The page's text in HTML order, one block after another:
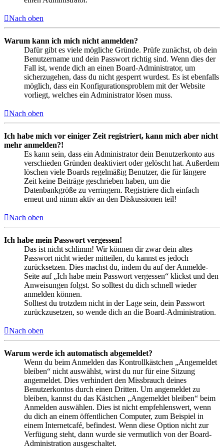
Nach oben
Warum kann ich mich nicht anmelden?
Dafür gibt es viele mögliche Gründe. Prüfe zunächst, ob dein
Benutzername und dein Passwort richtig sind. Wenn dies der
Fall ist, wende dich an einen Board-Administrator, um
sicherzugehen, dass du nicht gesperrt wurdest. Es ist ebenfalls
möglich, dass ein Konfigurationsproblem mit der Website
vorliegt, welches ein Administrator lösen muss.
Nach oben
Ich habe mich vor einiger Zeit registriert, kann mich aber nicht
mehr anmelden?!
Es kann sein, dass ein Administrator dein Benutzerkonto aus
verschieden Gründen deaktiviert oder gelöscht hat. Außerdem
löschen viele Boards regelmäßig Benutzer, die für längere
Zeit keine Beiträge geschrieben haben, um die
Datenbankgröße zu verringern. Registriere dich einfach
erneut und nimm aktiv an den Diskussionen teil!
Nach oben
Ich habe mein Passwort vergessen!
Das ist nicht schlimm! Wir können dir zwar dein altes
Passwort nicht wieder mitteilen, du kannst es jedoch
zurücksetzen. Dies machst du, indem du auf der Anmelde-
Seite auf „Ich habe mein Passwort vergessen“ klickst und den
Anweisungen folgst. So solltest du dich schnell wieder
anmelden können.
Solltest du trotzdem nicht in der Lage sein, dein Passwort
zurückzusetzen, so wende dich an die Board-Administration.
Nach oben
Warum werde ich automatisch abgemeldet?
Wenn du beim Anmelden das Kontrollkästchen „Angemeldet
bleiben“ nicht auswählst, wirst du nur für eine Sitzung
angemeldet. Dies verhindert den Missbrauch deines
Benutzerkontos durch einen Dritten. Um angemeldet zu
bleiben, kannst du das Kästchen „Angemeldet bleiben“ beim
Anmelden auswählen. Dies ist nicht empfehlenswert, wenn
du dich an einem öffentlichen Computer, zum Beispiel in
einem Internetcafé, befindest. Wenn diese Option nicht zur
Verfügung steht, dann wurde sie vermutlich von der Board-
Administration ausgeschaltet.